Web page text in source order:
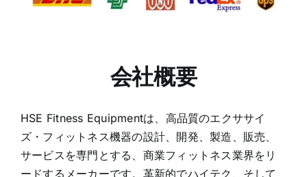
会社概要
HSE Fitness Equipmentは、高品質のエクササイ
ズ・フィットネス機器の設計、開発、製造、販売、